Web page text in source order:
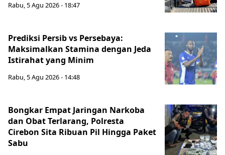
Rabu, 5 Agu 2026 - 18:47
Prediksi Persib vs Persebaya:
Maksimalkan Stamina dengan Jeda
Istirahat yang Minim
Rabu, 5 Agu 2026 - 14:48
Bongkar Empat Jaringan Narkoba
dan Obat Terlarang, Polresta
Cirebon Sita Ribuan Pil Hingga Paket
Sabu